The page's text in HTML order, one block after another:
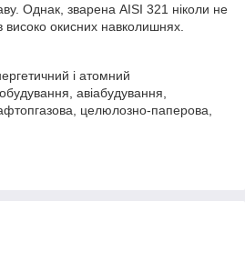
Однак, зварена AISI 321 ніколи не
високо окисних навколишнях.
і атомний
авіабудування,
целюлозно-паперова,